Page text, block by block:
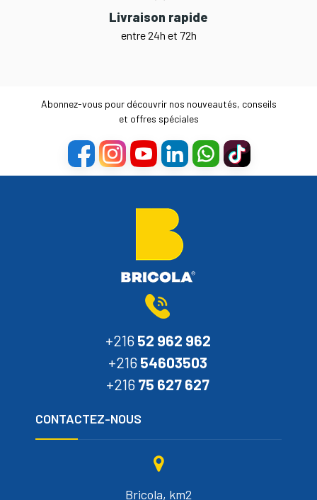
Livraison rapide
entre 24h et 72h
Abonnez-vous pour découvrir nos nouveautés, conseils
et offres spéciales
+216 52 962 962
+216 54603503
+216 75 627 627
CONTACTEZ-NOUS
Bricola, km2